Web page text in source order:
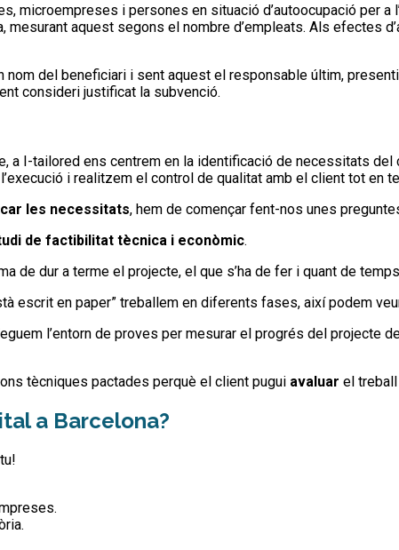
microempreses i persones en situació d’autoocupació per
aquest segons el nombre d’empleats. Als efectes
del beneficiari i sent aquest el responsable últim,
consideri justificat la subvenció.
a I-tailored ens centrem en la identificació de necessitats del
i realitzem el control de qualitat amb el client tot en
les necessitats, hem de començar fent-nos unes
de factibilitat tècnica i econòmic.
de dur a terme el projecte, el que s’ha de fer i quant de
escrit en paper” treballem en diferents fases, així podem
l’entorn de proves per mesurar el progrés del
tècniques pactades perquè el client pugui avaluar el
a Barcelona?